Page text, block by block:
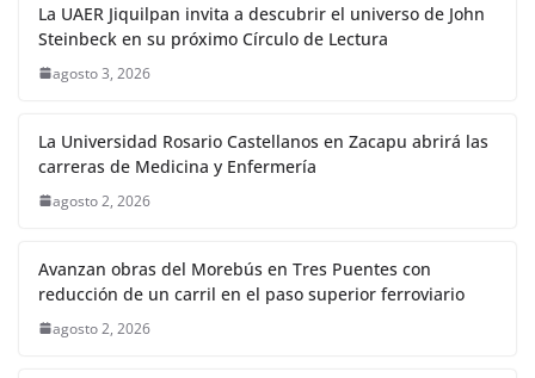
La UAER Jiquilpan invita a descubrir el universo de John
Steinbeck en su próximo Círculo de Lectura
agosto 3, 2026
La Universidad Rosario Castellanos en Zacapu abrirá las
carreras de Medicina y Enfermería
agosto 2, 2026
Avanzan obras del Morebús en Tres Puentes con
reducción de un carril en el paso superior ferroviario
agosto 2, 2026